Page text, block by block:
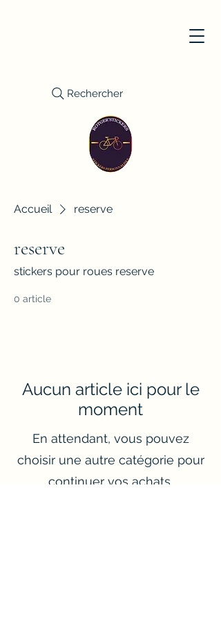
Rechercher
Accueil reserve
reserve
stickers pour roues reserve
0 article
Aucun article ici pour le
moment
En attendant, vous pouvez
choisir une autre catégorie pour
continuer vos achats.